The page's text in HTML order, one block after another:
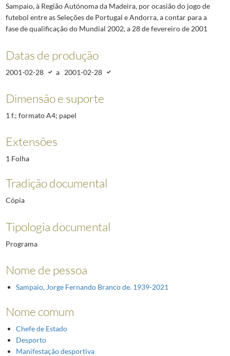
Sampaio, à Região Autónoma da Madeira, por ocasião do jogo de
futebol entre as Seleções de Portugal e Andorra, a contar para a
fase de qualificação do Mundial 2002, a 28 de fevereiro de 2001
Datas de produção
2001-02-28 a 2001-02-28
Dimensão e suporte
1 f.; formato A4; papel
Extensões
1 Folha
Tradição documental
Cópia
Tipologia documental
Programa
Nome de pessoa
Sampaio, Jorge Fernando Branco de. 1939-2021
Nome comum
Chefe de Estado
Desporto
Manifestação desportiva